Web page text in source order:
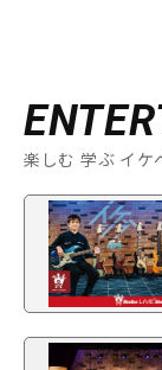
楽しむ 学ぶ イケ